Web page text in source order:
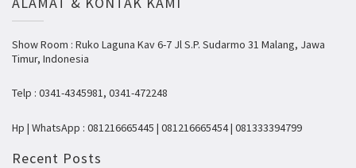
Show Room : Ruko Laguna Kav 6-7 Jl S.P. Sudarmo 31 Malang, Jawa
Timur, Indonesia
Telp : 0341-4345981, 0341-472248
Hp | WhatsApp : 081216665445 | 081216665454 | 081333394799
Recent Posts